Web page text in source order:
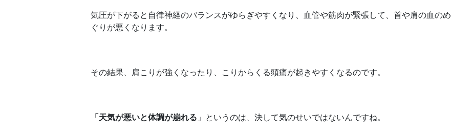
気圧が下がると自律神経のバランスがゆらぎやすくなり、血管や筋肉が緊張して、首や肩の血のめ
ぐりが悪くなります。
その結果、肩こりが強くなったり、こりからくる頭痛が起きやすくなるのです。
「天気が悪いと体調が崩れる 」というのは、決して気のせいではないんですね。